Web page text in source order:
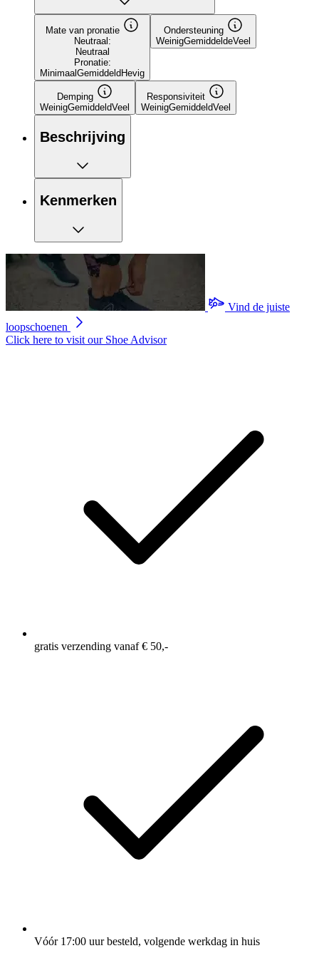
Mate van pronatie
Neutraal:
Neutraal
Pronatie:
MinimaalGemiddeld Hevig
Ondersteuning
WeinigGemiddeldeVeel
Demping
WeinigGemiddeldVeel
Responsiviteit
WeinigGemiddeldVeel
Beschrijving
Kenmerken
Vind de juiste
loopschoenen
Click here to visit our Shoe Advisor
gratis verzending vanaf € 50,-
Vóór 17:00 uur besteld, volgende werkdag in huis